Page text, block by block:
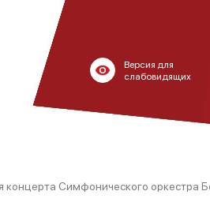
Версия для
слабовидящих
концерта Симфонического оркестра